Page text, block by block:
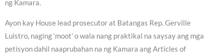
ng Kamara.
Ayon kay House lead prosecutor at Batangas Rep. Gerville
Luistro, naging ‘moot’ o wala nang praktikal na saysay ang mga
petisyon dahil naaprubahan na ng Kamara ang Articles of